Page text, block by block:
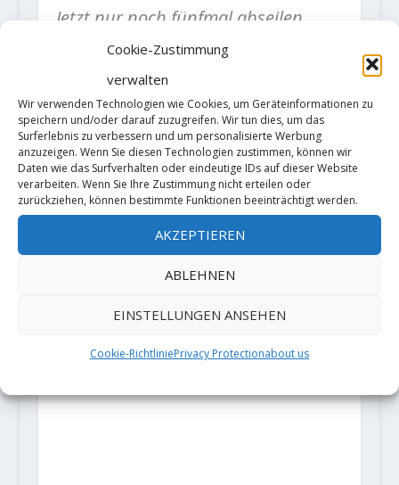
Cookie-Zustimmung
verwalten
Wir verwenden Technologien wie Cookies, um Geräteinformationen zu
speichern und/oder darauf zuzugreifen. Wir tun dies, um das
Surferlebnis zu verbessern und um personalisierte Werbung
anzuzeigen. Wenn Sie diesen Technologien zustimmen, können wir
Daten wie das Surfverhalten oder eindeutige IDs auf dieser Website
verarbeiten. Wenn Sie Ihre Zustimmung nicht erteilen oder
zurückziehen, können bestimmte Funktionen beeinträchtigt werden.
AKZEPTIEREN
ABLEHNEN
EINSTELLUNGEN ANSEHEN
Cookie-RichtliniePrivacy Protectionabout us
Jetzt nur noch fünfmal abseilen,
und wieder durch die Nacht zum
Auto zurück stolpern, in München
mit dem ganzen Geraffel in den Zug
und ab nach… Konstein.
Sportklettern.“
„Alpinfabrik“ Martin Feistl
Bilder: (c)David Bruderund
Mountainequipment